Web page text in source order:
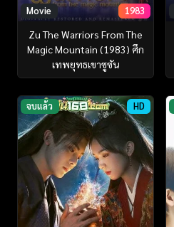
Movie 1983
Zu The Warriors From The
Magic Mountain (1983) ศึก
เทพยุทธเขาซูซัน
จบแล้ว HD